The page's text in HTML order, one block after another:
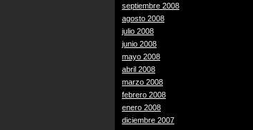
septiembre 2008
agosto 2008
julio 2008
junio 2008
mayo 2008
abril 2008
marzo 2008
febrero 2008
enero 2008
diciembre 2007